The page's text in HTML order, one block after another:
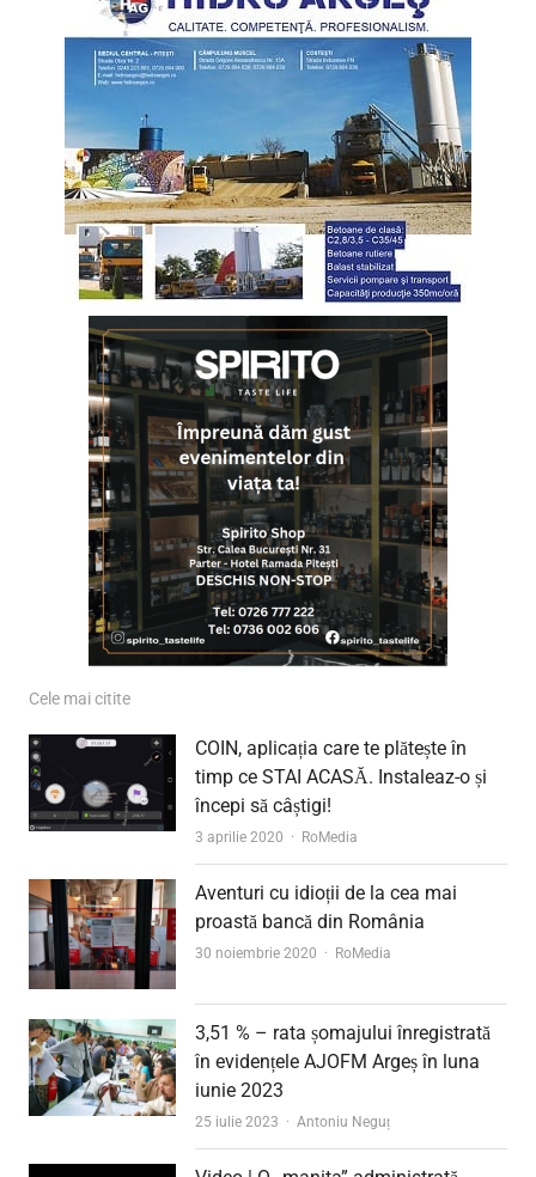
Cele mai citite
COIN, aplicația care te plătește în
timp ce STAI ACASĂ. Instaleaz-o și
începi să câștigi!
3 aprilie 2020 Author
RoMedia
Aventuri cu idioții de la cea mai
proastă bancă din România
30 noiembrie 2020 Author
RoMedia
3,51 % – rata șomajului înregistrată
în evidențele AJOFM Argeș în luna
iunie 2023
25 iulie 2023 Author
Antoniu Neguț